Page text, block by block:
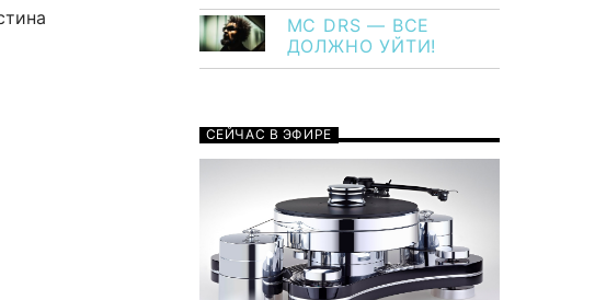
MC DRS — ВСЕ
ДОЛЖНО УЙТИ!
СЕЙЧАС В ЭФИРЕ